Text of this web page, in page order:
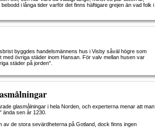
i långa tider varför det finns häftigare grejen än vad folk i
byggdes handelsmännens hus i Visby såväl högre som
med övriga städer inom Hansan. För valv mellan husen var
städer på jorden".
glasmålningar i hela Norden, och experterna menar att man
ända sen år 1230.
av de stora sevärdheterna på Gotland, dock finns ingen